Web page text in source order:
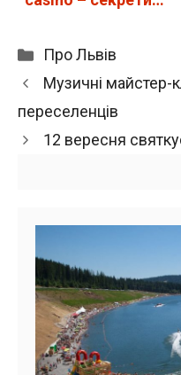
Категорії
Про Львів
Музичні майстер-
переселенців
12 вересня